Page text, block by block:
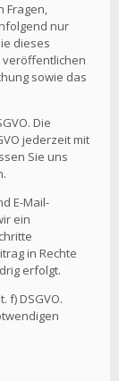
Fragen,
nur
dieses
veröffentlichen
sowie das
Die
jederzeit mit
Sie uns
E-Mail-
ein
in Rechte
erfolgt.
f) DSGVO.